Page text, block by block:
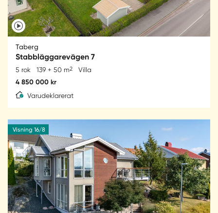
Taberg
Stabbläggarevägen 7
5 rok 139 + 50 m2 Villa
4 850 000 kr
Varudeklarerat
Visning 16/8